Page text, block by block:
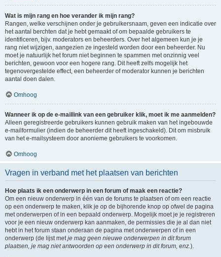
Wat is mijn rang en hoe verander ik mijn rang?
Rangen, welke verschijnen onder je gebruikersnaam, geven een indicatie over
het aantal berchten dat je hebt gemaakt of om bepaalde gebruikers te
identificeren, bijv. moderators en beheerders. Over het algemeen kun je je
rang niet wijzigen, aangezien ze ingesteld worden door een beheerder. Nu
moet je natuurlijk het forum niet beginnen te spammen met onzinnig veel
berichten, gewoon voor een hogere rang. Dit heeft zelfs mogelijk het
tegenovergestelde effect, een beheerder of moderator kunnen je berichten
aantal doen dalen.
Omhoog
Wanneer ik op de e-maillink van een gebruiker klik, moet ik me aanmelden?
Alleen geregistreerde gebruikers kunnen gebruik maken van het ingebouwde
e-mailformulier (indien de beheerder dit heeft ingeschakeld). Dit om misbruik
van het e-mailsysteem door anonieme gebruikers te voorkomen.
Omhoog
Vragen in verband met het plaatsen van berichten
Hoe plaats ik een onderwerp in een forum of maak een reactie?
Om een nieuw onderwerp in één van de forums te plaatsen of om een reactie
op een onderwerp te maken, klik je op de bijhorende knop op ofwel de pagina
met onderwerpen of in een bepaald onderwerp. Mogelijk moet je je registreren
voor je een nieuw onderwerp kan aanmaken, de permissies die je al dan niet
hebt in het forum staan onderaan de pagina met onderwerpen of in een
onderwerp (de lijst metje mag geen nieuwe onderwerpen in dit forum
plaatsen, je mag niet antwoorden op een onderwerp in dit forum, enz.).